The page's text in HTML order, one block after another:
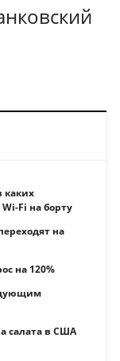
каких
Fi на борту
на
на 120%
салата в США